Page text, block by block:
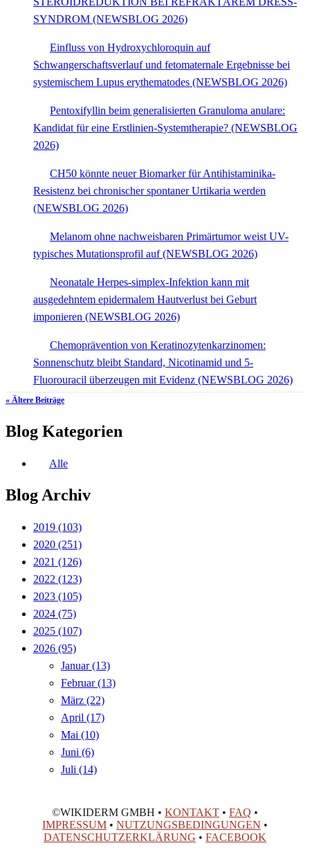
SYNDROM (NEWSBLOG 2026)
Einfluss von Hydroxychloroquin auf
Schwangerschaftsverlauf und fetomaternale Ergebnisse bei
systemischem Lupus erythematodes (NEWSBLOG 2026)
Pentoxifyllin beim generalisierten Granuloma anulare:
Kandidat für eine Erstlinien-Systemtherapie? (NEWSBLOG
2026)
CH50 könnte neuer Biomarker für Antihistaminika-
Resistenz bei chronischer spontaner Urtikaria werden
(NEWSBLOG 2026)
Melanom ohne nachweisbaren Primärtumor weist UV-
typisches Mutationsprofil auf (NEWSBLOG 2026)
Neonatale Herpes-simplex-Infektion kann mit
ausgedehntem epidermalem Hautverlust bei Geburt
imponieren (NEWSBLOG 2026)
Chemoprävention von Keratinozytenkarzinomen:
Sonnenschutz bleibt Standard, Nicotinamid und 5-
Fluorouracil überzeugen mit Evidenz (NEWSBLOG 2026)
« Ältere Beiträge
Blog Kategorien
Alle
Blog Archiv
2019 (103)
2020 (251)
2021 (126)
2022 (123)
2023 (105)
2024 (75)
2025 (107)
2026 (95)
Januar(13)
Februar(13)
März (22)
April (17)
Mai (10)
Juni (6)
Juli (14)
©WIKIDERM GMBH • KONTAKT • FAQ •
IMPRESSUM • NUTZUNGSBEDINGUNGEN •
DATENSCHUTZERKLÄRUNG • FACEBOOK